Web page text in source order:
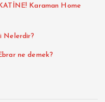
Karaman Home
Nelerdir?
ne demek?